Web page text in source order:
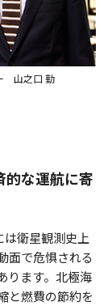
山之口 勤
な運航に寄
衛星観測史上
面で危惧される
ります。北極海
と燃費の節約を